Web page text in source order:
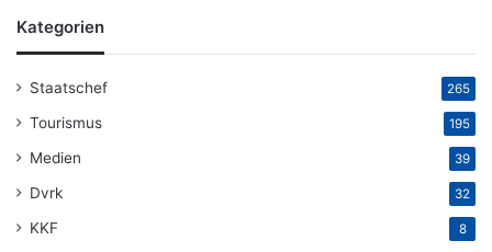
Kategorien
Staatschef 265
Tourismus 195
Medien 39
Dvrk 32
KKF 8